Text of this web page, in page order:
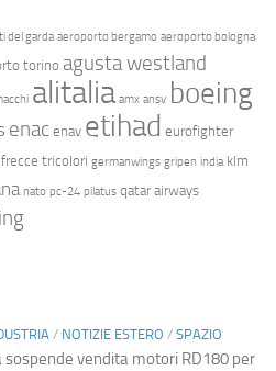
del garda aeroporto bergamo aeroporto bologna
torino agusta westland
alitalia amx ansv boeing
enac enav etihad eurofighter
frecce tricolori germanwings gripen india klm
nato pc-24 pilatus qatar airways
/ NOTIZIE ESTERO / SPAZIO
sospende vendita motori RD180 per